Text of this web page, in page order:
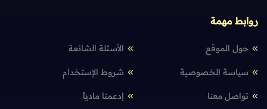
روابط مهمة
حول الموقع الأسئلة الشائعة
سياسة الخصوصية شروط الإستخدام
تواصل معنا إدعمنا مادياً